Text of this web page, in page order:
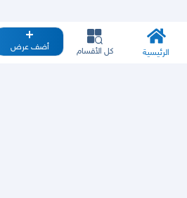
الرئيسية كل الأقسام أضف عرض